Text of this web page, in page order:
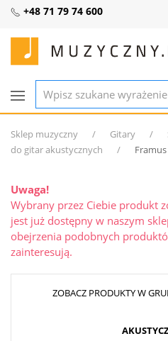
+48 71 79 74 600
Sklep muzyczny Gitary
do gitar akustycznych
Uwaga!
Wybrany przez Ciebie produkt
jest już dostępny w naszym
obejrzenia podobnych
zainteresują.
ZOBACZ PRODUKTY W